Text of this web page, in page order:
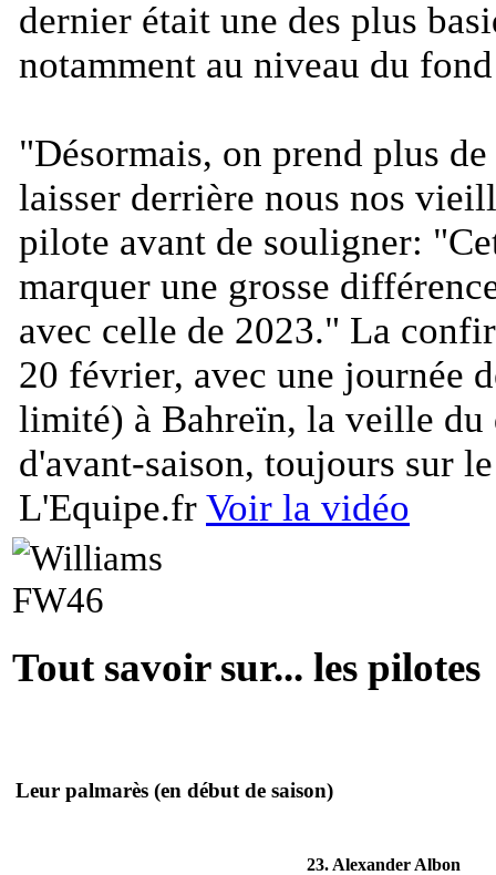
dernier était une des plus
notamment au niveau du
"Désormais, on prend plus
laisser derrière nous nos
pilote avant de souligner: "
marquer une grosse
avec celle de 2023." La
20 février, avec une journée
limité) à Bahreïn, la veille du
d'avant-saison, toujours sur
L'Equipe.fr Voir la vidéo
Tout savoir sur... les pilotes
Leur palmarès (en début de saison)
23. Alexander Albon